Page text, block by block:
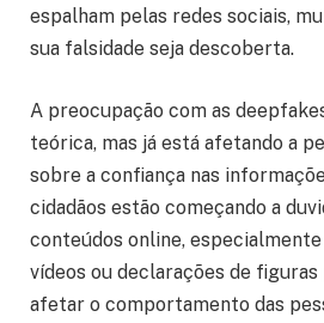
espalham pelas redes sociais,
sua falsidade seja descoberta.
A preocupação com as
teórica, mas já está afetando a
sobre a confiança nas
cidadãos estão começando a
conteúdos online,
vídeos ou declarações de
afetar o comportamento das